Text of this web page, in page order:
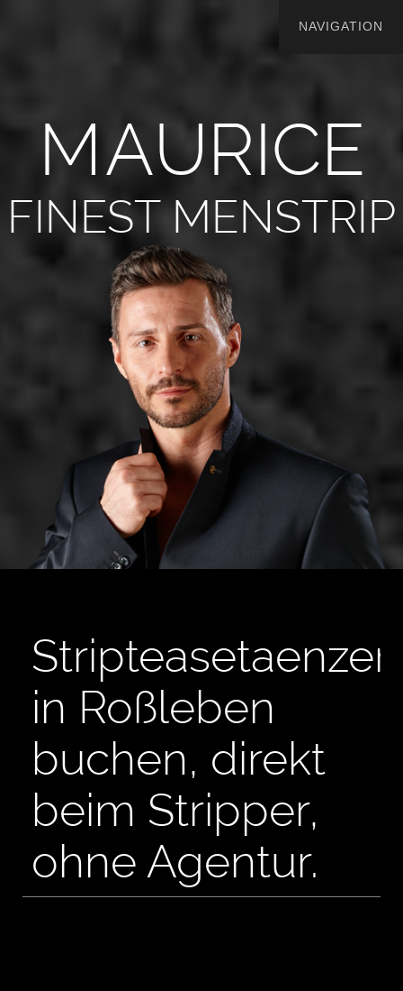
MAURICE
FINEST MENSTRIP
Stripteasetaenzer
in Roßleben
buchen, direkt
beim Stripper,
ohne Agentur.